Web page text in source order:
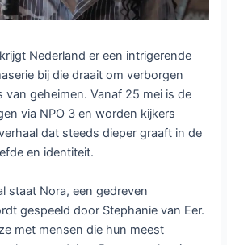
krijgt Nederland er een intrigerende
bij die draait om verborgen
van geheimen. Vanaf 25 mei is de
via NPO 3 en worden kijkers
dat steeds dieper graaft in de
en identiteit.
staat Nora, een gedreven
gespeeld door Stephanie van Eer.
met mensen die hun meest